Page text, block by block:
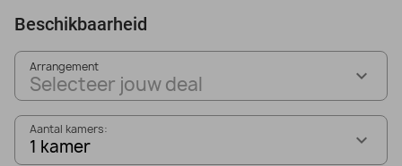
Beschikbaarheid
Arrangement
Selecteer jouw deal
Aantal kamers:
1 kamer